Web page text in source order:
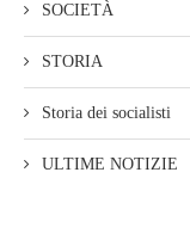
SOCIETÀ
STORIA
Storia dei socialisti
ULTIME NOTIZIE